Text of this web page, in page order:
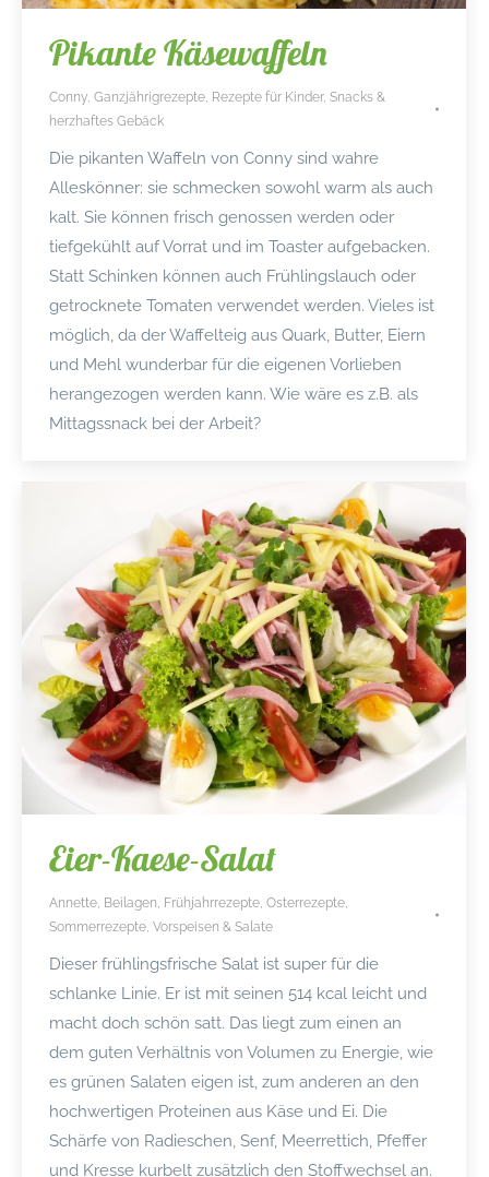
Pikante Käsewaffeln
Conny Ganzjährigrezepte Rezepte für Kinder, Snacks &
herzhaftes Gebäck
Die pikanten Waffeln von Conny sind wahre
Alleskönner: sie schmecken sowohl warm als auch
kalt. Sie können frisch genossen werden oder
tiefgekühlt auf Vorrat und im Toaster aufgebacken.
Statt Schinken können auch Frühlingslauch oder
getrocknete Tomaten verwendet werden. Vieles ist
möglich, da der Waffelteig aus Quark, Butter, Eiern
und Mehl wunderbar für die eigenen Vorlieben
herangezogen werden kann. Wie wäre es z.B. als
Mittagssnack bei der Arbeit?
Eier-Kaese-Salat
Annette, Beilagen, Frühjahrrezepte, Osterrezepte,
Sommerrezepte, Vorspeisen & Salate
Dieser frühlingsfrische Salat ist super für die
schlanke Linie. Er ist mit seinen 514 kcal leicht und
macht doch schön satt. Das liegt zum einen an
dem guten Verhältnis von Volumen zu Energie, wie
es grünen Salaten eigen ist, zum anderen an den
hochwertigen Proteinen aus Käse und Ei. Die
Schärfe von Radieschen, Senf, Meerrettich, Pfeffer
und Kresse kurbelt zusätzlich den Stoffwechsel an.